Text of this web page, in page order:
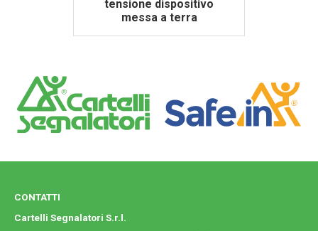
tensione dispositivo
messa a terra
CONTATTI
Cartelli Segnalatori S.r.l.